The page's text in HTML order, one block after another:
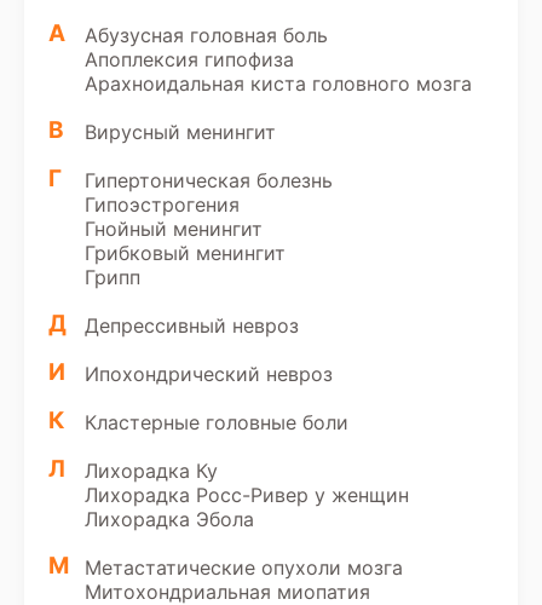
А
Абузусная головная боль
Апоплексия гипофиза
Арахноидальная киста головного мозга
В Вирусный менингит
Г
Гипертоническая болезнь
Гипоэстрогения
Гнойный менингит
Грибковый менингит
Грипп
Д Депрессивный невроз
И Ипохондрический невроз
К Кластерные головные боли
Л
Лихорадка Ку
Лихорадка Росс-Ривер у женщин
Лихорадка Эбола
М
Метастатические опухоли мозга
Митохондриальная миопатия